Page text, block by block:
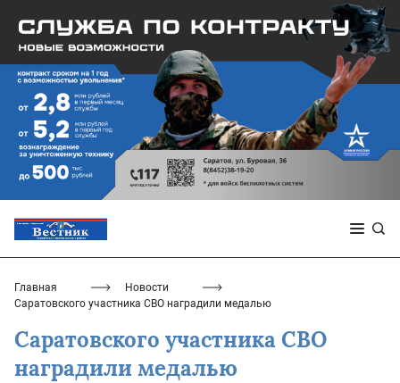
Главная
Новости
Саратовского участника СВО наградили медалью
Саратовского участника СВО
наградили медалью